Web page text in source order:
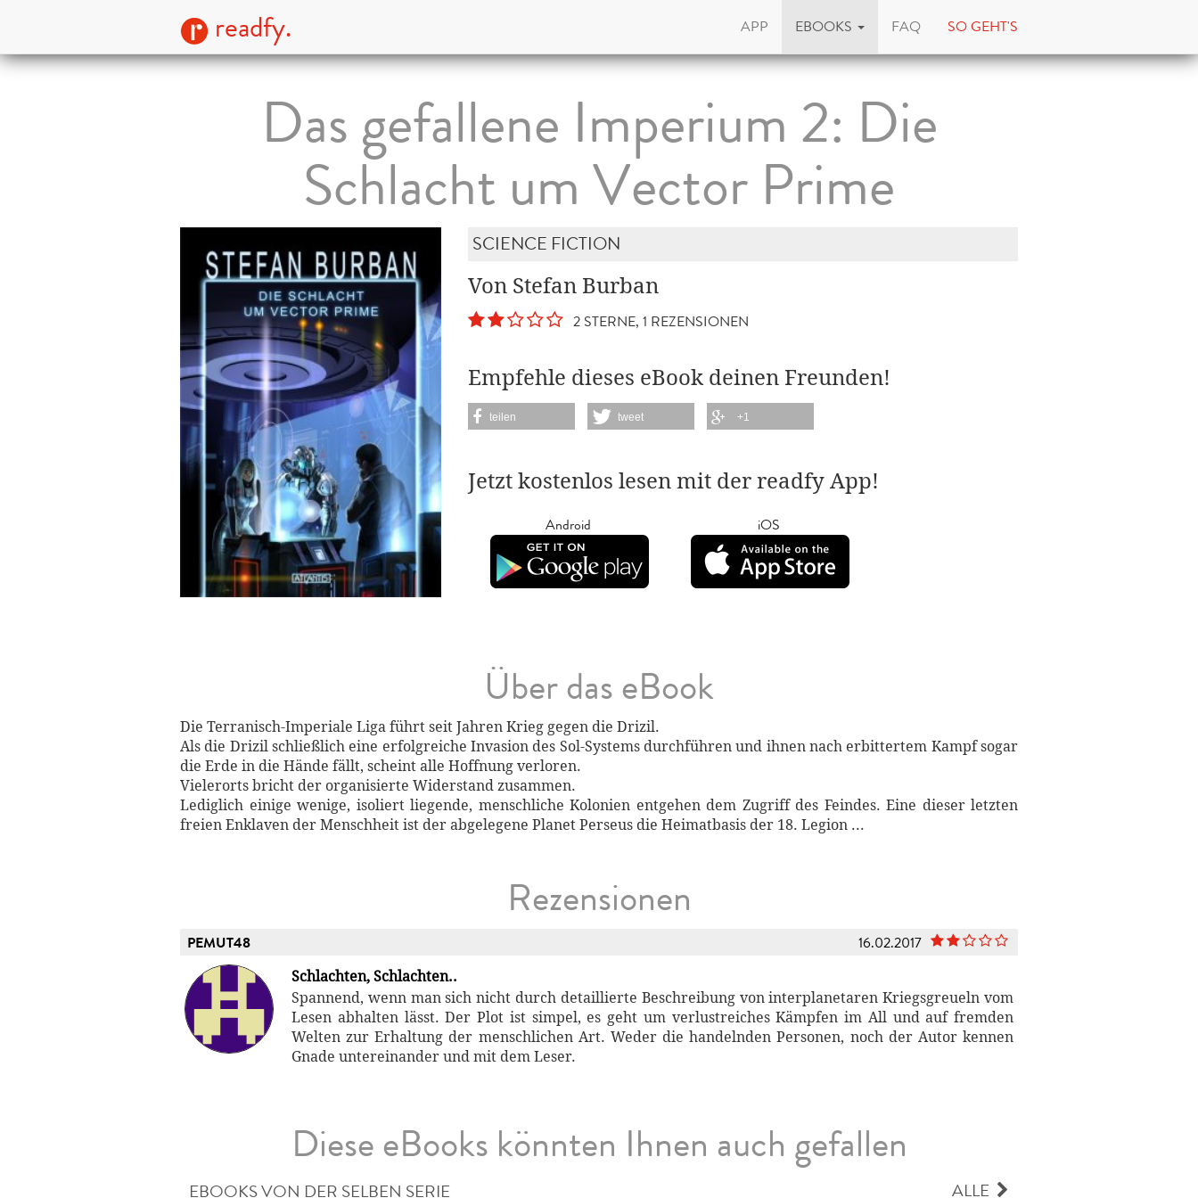
readfy. APP EBOOKS FAQ SO GEHT'S
Das gefallene Imperium 2: Die
Schlacht um Vector Prime
SCIENCE FICTION
Von Stefan Burban
2 STERNE, 1 REZENSIONEN
Empfehle dieses eBook deinen Freunden!
teilen tweet +1
Jetzt kostenlos lesen mit der readfy App!
Android iOS
Über das eBook
Die Terranisch-Imperiale Liga führt seit Jahren Krieg gegen die Drizil.
Als die Drizil schließlich eine erfolgreiche Invasion des Sol-Systems durchführen und ihnen nach erbittertem Kampf sogar
die Erde in die Hände fällt, scheint alle Hoffnung verloren.
Vielerorts bricht der organisierte Widerstand zusammen.
Lediglich einige wenige, isoliert liegende, menschliche Kolonien entgehen dem Zugriff des Feindes. Eine dieser letzten
freien Enklaven der Menschheit ist der abgelegene Planet Perseus die Heimatbasis der 18. Legion ...
Rezensionen
PEMUT48 16.02.2017
Schlachten, Schlachten..
Spannend, wenn man sich nicht durch detaillierte Beschreibung von interplanetaren Kriegsgreueln vom
Lesen abhalten lässt. Der Plot ist simpel, es geht um verlustreiches Kämpfen im All und auf fremden
Welten zur Erhaltung der menschlichen Art. Weder die handelnden Personen, noch der Autor kennen
Gnade untereinander und mit dem Leser.
Diese eBooks könnten Ihnen auch gefallen
EBOOKS VON DER SELBEN SERIE ALLE